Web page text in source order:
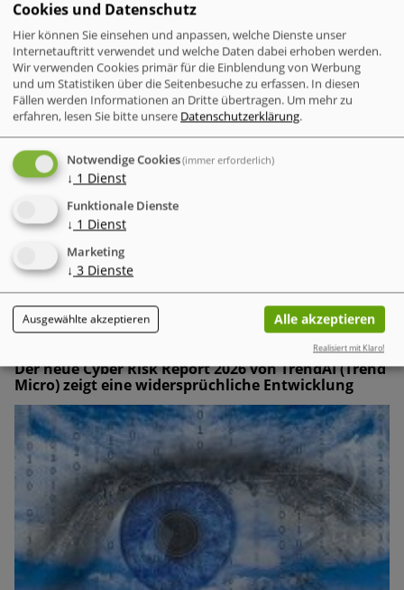
IT-Probleme im Einzelhandel – Warum Software und
Transparenz entscheidend sind
Das Kernproblem: Fehlende Gesamtsicht statt falscher
HardwareTechnische Störungen im Einzelhandel – wie
verlangsamte Scanner, veraltete Software oder
ungenehmigte KI-Nutzung – werden oft als isolierte
Alltagsfälle betrachtet.
Business Security
Der neue Cyber Risk Report 2026 von TrendAI (Trend
Micro) zeigt eine widersprüchliche Entwicklung
Cookies und Datenschutz
Hier können Sie einsehen und anpassen, welche Dienste unser
Internetauftritt verwendet und welche Daten dabei erhoben werden.
Wir verwenden Cookies primär für die Einblendung von Werbung
und um Statistiken über die Seitenbesuche zu erfassen. In diesen
Fällen werden Informationen an Dritte übertragen. Um mehr zu
erfahren, lesen Sie bitte unsere Datenschutzerklärung.
Notwendige Cookies(immer erforderlich)
↓ 1 Dienst
Funktionale Dienste
↓ 1 Dienst
Marketing
↓ 3 Dienste
Ausgewählte akzeptieren Alle akzeptieren
Realisiert mit Klaro!